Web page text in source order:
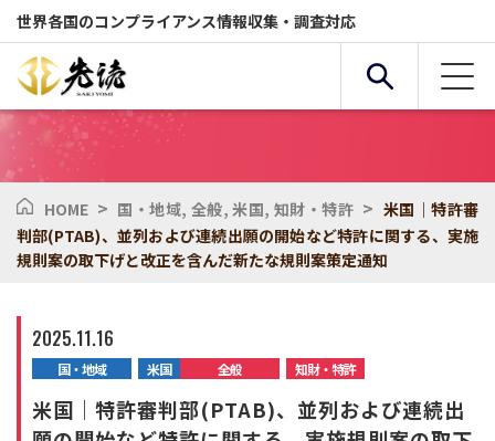
世界各国のコンプライアンス情報収集・調査対応
複合条件検索
全般 セクター
HOME > 国・地域, 全般,米国, 知財・特許 > 米国｜特許審
判部(PTAB)、並列および連続出願の開始など特許に関する、実施
規則案の取下げと改正を含んだ新たな規則案策定通知
2025.11.16
国・地域 米国 全般 知財・特許
米国｜特許審判部(PTAB)、並列および連続出